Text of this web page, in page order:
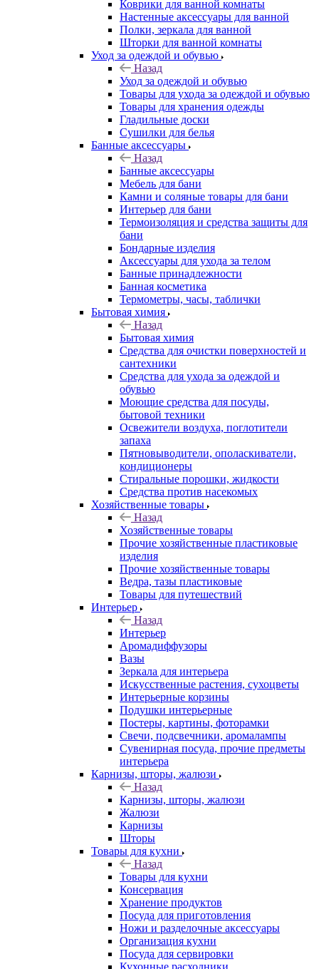
Коврики для ванной комнаты
Настенные аксессуары для ванной
Полки, зеркала для ванной
Шторки для ванной комнаты
Уход за одеждой и обувью
Назад
Уход за одеждой и обувью
Товары для ухода за одеждой и обувью
Товары для хранения одежды
Гладильные доски
Сушилки для белья
Банные аксессуары
Назад
Банные аксессуары
Мебель для бани
Камни и соляные товары для бани
Интерьер для бани
Термоизоляция и средства защиты для
бани
Бондарные изделия
Аксеcсуары для ухода за телом
Банные принадлежности
Банная косметика
Термометры, часы, таблички
Бытовая химия
Назад
Бытовая химия
Средства для очистки поверхностей и
сантехники
Средства для ухода за одеждой и
обувью
Моющие средства для посуды,
бытовой техники
Освежители воздуха, поглотители
запаха
Пятновыводители, ополаскиватели,
кондиционеры
Стиральные порошки, жидкости
Средства против насекомых
Хозяйственные товары
Назад
Хозяйственные товары
Прочие хозяйственные пластиковые
изделия
Прочие хозяйственные товары
Ведра, тазы пластиковые
Товары для путешествий
Интерьер
Назад
Интерьер
Аромадиффузоры
Вазы
Зеркала для интерьера
Искусственные растения, сухоцветы
Интерьерные корзины
Подушки интерьерные
Постеры, картины, фоторамки
Свечи, подсвечники, аромалампы
Сувенирная посуда, прочие предметы
интерьера
Карнизы, шторы, жалюзи
Назад
Карнизы, шторы, жалюзи
Жалюзи
Карнизы
Шторы
Товары для кухни
Назад
Товары для кухни
Консервация
Хранение продуктов
Посуда для приготовления
Ножи и разделочные аксессуары
Организация кухни
Посуда для сервировки
Кухонные расходники